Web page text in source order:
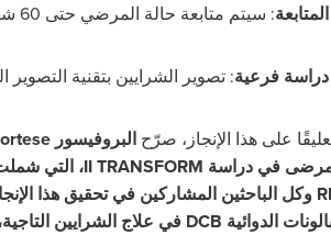
المتابعة: سيتم متابعة حالة المرضي حتى 60 شهرًا (5 سنوات)
دراسة فرعية: تصوير الشرايين بتقنية
على هذا الإنجاز، صرّحالبروفيسور
في دراسة TRANSFORM
II، التي شملت 52 مركزًا طبيًا في ثلاث قارات، وهو إنجاز مذهل. لقد ساهم الجهد الجماعي
وكل الباحثين المشاركين في تحقيق هذا
الدوائية DCB في علاج الشرايين